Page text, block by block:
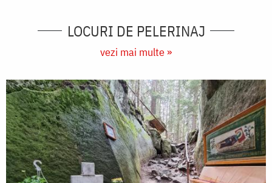
LOCURI DE PELERINAJ
vezi mai multe »